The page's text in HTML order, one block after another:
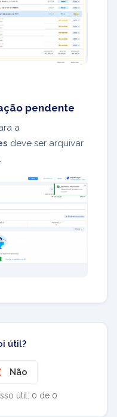
pendente
a
deve ser arquivar
.
útil?
Não
útil: 0 de 0